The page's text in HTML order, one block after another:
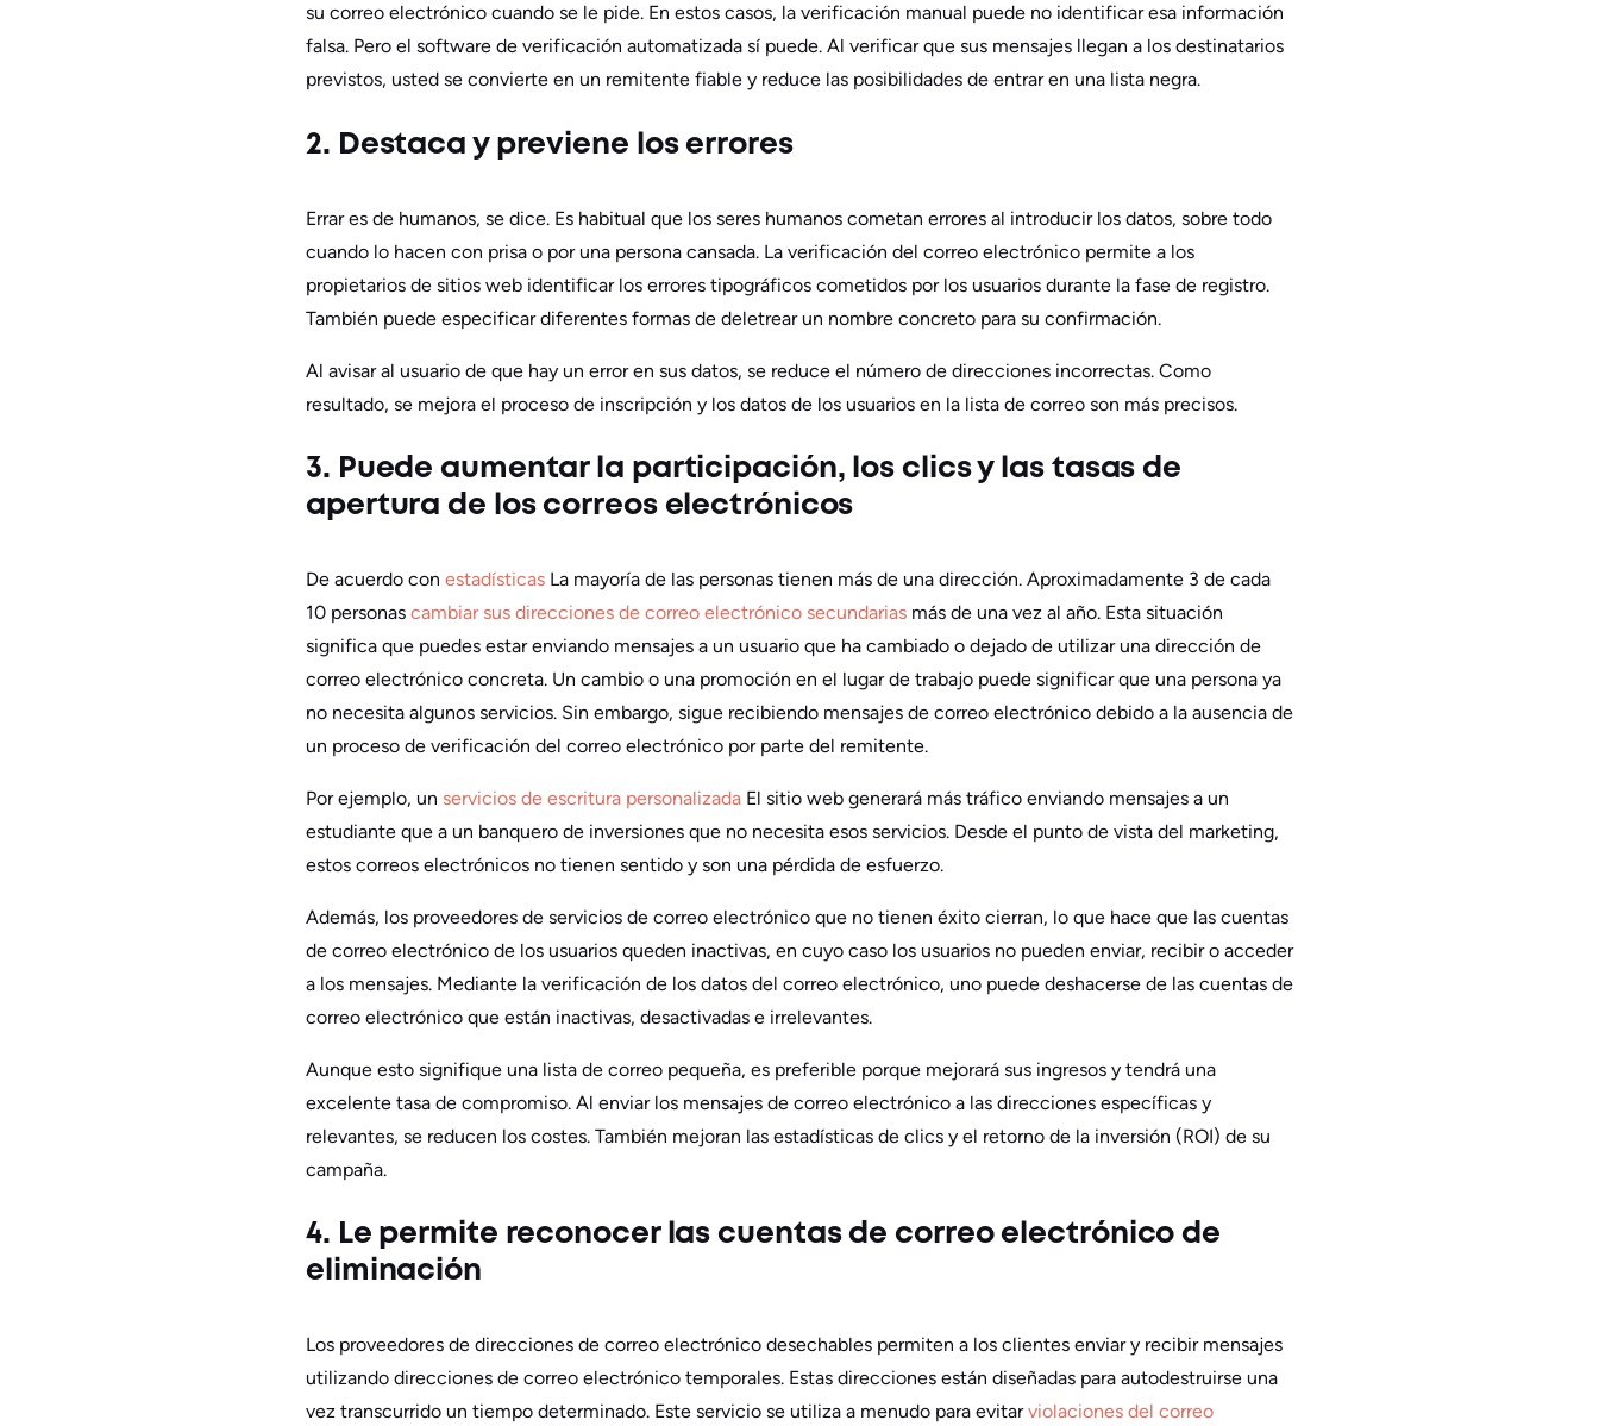
su correo electrónico cuando se le pide. En estos casos, la verificación manual puede no identificar esa información
falsa. Pero el software de verificación automatizada sí puede. Al verificar que sus mensajes llegan a los destinatarios
previstos, usted se convierte en un remitente fiable y reduce las posibilidades de entrar en una lista negra.
2. Destaca y previene los errores
Errar es de humanos, se dice. Es habitual que los seres humanos cometan errores al introducir los datos, sobre todo
cuando lo hacen con prisa o por una persona cansada. La verificación del correo electrónico permite a los
propietarios de sitios web identificar los errores tipográficos cometidos por los usuarios durante la fase de registro.
También puede especificar diferentes formas de deletrear un nombre concreto para su confirmación.
Al avisar al usuario de que hay un error en sus datos, se reduce el número de direcciones incorrectas. Como
resultado, se mejora el proceso de inscripción y los datos de los usuarios en la lista de correo son más precisos.
3. Puede aumentar la participación, los clics y las tasas de
apertura de los correos electrónicos
De acuerdo con estadísticas La mayoría de las personas tienen más de una dirección. Aproximadamente 3 de cada
10 personas cambiar sus direcciones de correo electrónico secundarias más de una vez al año. Esta situación
significa que puedes estar enviando mensajes a un usuario que ha cambiado o dejado de utilizar una dirección de
correo electrónico concreta. Un cambio o una promoción en el lugar de trabajo puede significar que una persona ya
no necesita algunos servicios. Sin embargo, sigue recibiendo mensajes de correo electrónico debido a la ausencia de
un proceso de verificación del correo electrónico por parte del remitente.
Por ejemplo, un servicios de escritura personalizada El sitio web generará más tráfico enviando mensajes a un
estudiante que a un banquero de inversiones que no necesita esos servicios. Desde el punto de vista del marketing,
estos correos electrónicos no tienen sentido y son una pérdida de esfuerzo.
Además, los proveedores de servicios de correo electrónico que no tienen éxito cierran, lo que hace que las cuentas
de correo electrónico de los usuarios queden inactivas, en cuyo caso los usuarios no pueden enviar, recibir o acceder
a los mensajes. Mediante la verificación de los datos del correo electrónico, uno puede deshacerse de las cuentas de
correo electrónico que están inactivas, desactivadas e irrelevantes.
Aunque esto signifique una lista de correo pequeña, es preferible porque mejorará sus ingresos y tendrá una
excelente tasa de compromiso. Al enviar los mensajes de correo electrónico a las direcciones específicas y
relevantes, se reducen los costes. También mejoran las estadísticas de clics y el retorno de la inversión (ROI) de su
campaña.
4. Le permite reconocer las cuentas de correo electrónico de
eliminación
Los proveedores de direcciones de correo electrónico desechables permiten a los clientes enviar y recibir mensajes
utilizando direcciones de correo electrónico temporales. Estas direcciones están diseñadas para autodestruirse una
vez transcurrido un tiempo determinado. Este servicio se utiliza a menudo para evitarviolaciones del correo